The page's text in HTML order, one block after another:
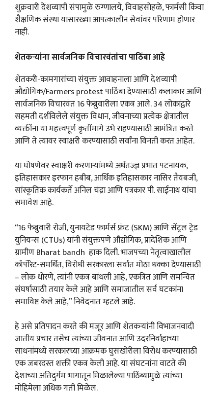
शुक्रवारी देशव्यापी संपामुळे रुग्णालये, विवाहसोहळे, फार्मसी किंवा
शैक्षणिक संस्था यासारख्या आपत्कालीन सेवांवर परिणाम होणार
नाही.
शेतकऱ्यांना सार्वजनिक विचारवंतांचा पाठिंबा आहे
शेतकरी-कामगारांच्या संयुक्त आवाहनाला आणि देशव्यापी
औद्योगिक/Farmers protest पाठिंबा देण्यासाठी कलाकार आणि
सार्वजनिक विचारवंत 16 फेब्रुवारीला एकत्र आले. 34 लोकांद्वारे
सहमती दर्शविलेले संयुक्त विधान, जीवनाच्या प्रत्येक क्षेत्रातील
व्यक्तींना या महत्त्वपूर्ण कृतींमागे उभे राहण्यासाठी आमंत्रित करते
आणि ते त्यावर स्वाक्षरी करण्यासाठी सर्वांना विनंती करत आहेत.
या घोषणेवर स्वाक्षरी करणाऱ्यांमध्ये अर्थतज्ज्ञ प्रभात पटनायक,
इतिहासकार इरफान हबीब, आर्थिक इतिहासकार नासिर तैयबजी,
सांस्कृतिक कार्यकर्ते अनिल चंद्रा आणि पत्रकार पी. साईनाथ यांचा
समावेश आहे.
“16 फेब्रुवारी रोजी, युनायटेड फार्मर्स फ्रंट (SKM) आणि सेंट्रल ट्रेड
युनियन्स (CTUs) यांनी संयुक्तपणे औद्योगिक, प्रादेशिक आणि
ग्रामीण Bharat bandh हाक दिली. भाजपच्या नेतृत्वाखालील
कॉर्पोरेट-समर्थित, विरोधी सरकारला सर्वात मोठा धक्का देण्यासाठी
– लोक धोरणे, त्यांनी एकत्र बांधली आहे, एकत्रित आणि समन्वित
संघर्षासाठी तयार केले आहे आणि समाजातील सर्व घटकांना
समाविष्ट केले आहे,” निवेदनात म्हटले आहे.
हे असे प्रतिपादन करते की मजूर आणि शेतकऱ्यांनी विभाजनवादी
जातीय प्रचार तसेच त्यांच्या जीवनात आणि उदरनिर्वाहाच्या
साधनांमध्ये सरकारच्या आक्रमक घुसखोरीला विरोध करण्यासाठी
एक जबरदस्त शक्ती एकत्र केली आहे. या संघटनांना वाटते की
देशाच्या अतिदुर्गम भागातून मिळालेल्या पाठिंब्यामुळे त्यांच्या
मोहिमेला अधिक गती मिळेल.